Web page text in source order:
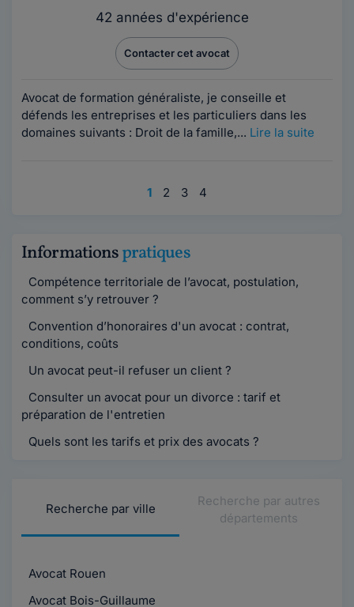
42 années d'expérience
Contacter cet avocat
Avocat de formation généraliste, je conseille et
défends les entreprises et les particuliers dans les
domaines suivants : Droit de la famille,... Lire la suite
1 2 3 4
Informationspratiques
Compétence territoriale de l’avocat, postulation,
comment s’y retrouver ?
Convention d’honoraires d'un avocat : contrat,
conditions, coûts
Un avocat peut-il refuser un client ?
Consulter un avocat pour un divorce : tarif et
préparation de l'entretien
Quels sont les tarifs et prix des avocats ?
Recherche par ville
Recherche par autres
départements
Avocat Rouen
Avocat Bois-Guillaume